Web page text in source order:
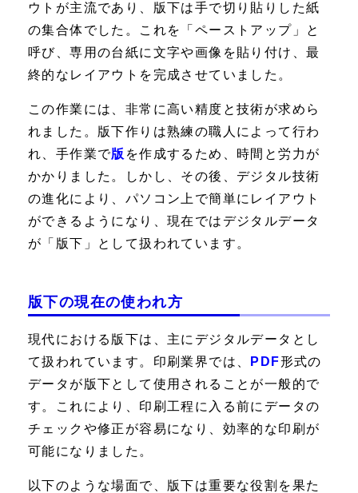
ウトが主流であり、版下は手で切り貼りした紙
の集合体でした。これを「ペーストアップ」と
呼び、専用の台紙に文字や画像を貼り付け、最
終的なレイアウトを完成させていました。
この作業には、非常に高い精度と技術が求めら
れました。版下作りは熟練の職人によって行わ
れ、手作業で版 を作成するため、時間と労力が
かかりました。しかし、その後、デジタル技術
の進化により、パソコン上で簡単にレイアウト
ができるようになり、現在ではデジタルデータ
が「版下」として扱われています。
版下の現在の使われ方
現代における版下は、主にデジタルデータとし
て扱われています。印刷業界では、
PDF形式の
データが版下として使用されることが一般的で
す。これにより、印刷工程に入る前にデータの
チェックや修正が容易になり、効率的な印刷が
可能になりました。
以下のような場面で、版下は重要な役割を果た